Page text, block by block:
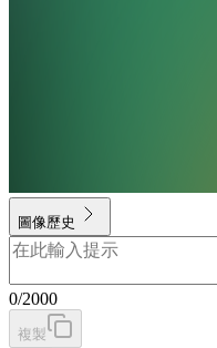
圖像歷史
0/2000
複製